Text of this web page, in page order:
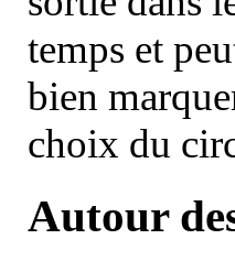
temps et
bien
choix du
Autour